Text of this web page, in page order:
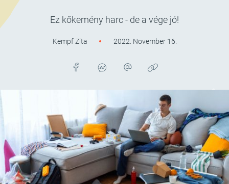
Ez kőkemény harc - de a vége jó!
Kempf Zita 2022. November 16.